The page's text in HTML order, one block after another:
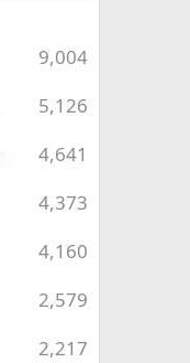
9,004
5,126
4,641
4,373
4,160
2,579
2,217